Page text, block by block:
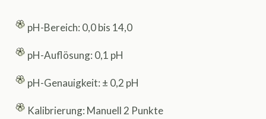
pH-Bereich: 0,0 bis 14,0
pH-Auflösung: 0,1 pH
pH-Genauigkeit: ± 0,2 pH
Kalibrierung: Manuell 2 Punkte